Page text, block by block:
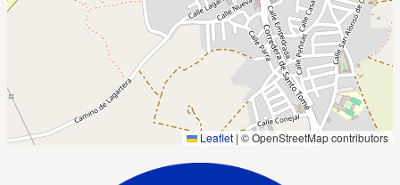
Leaflet| © OpenStreetMap contributors